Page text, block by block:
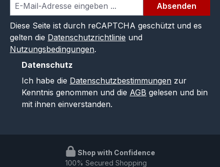
Absenden
Diese Seite ist durch reCAPTCHA geschützt und es
gelten die Datenschutzrichtlinie und
Nutzungsbedingungen.
Datenschutz
Ich habe die Datenschutzbestimmungen zur
Kenntnis genommen und die AGB gelesen und bin
mit ihnen einverstanden.
Shop with Confidence
100% Secured Shopping